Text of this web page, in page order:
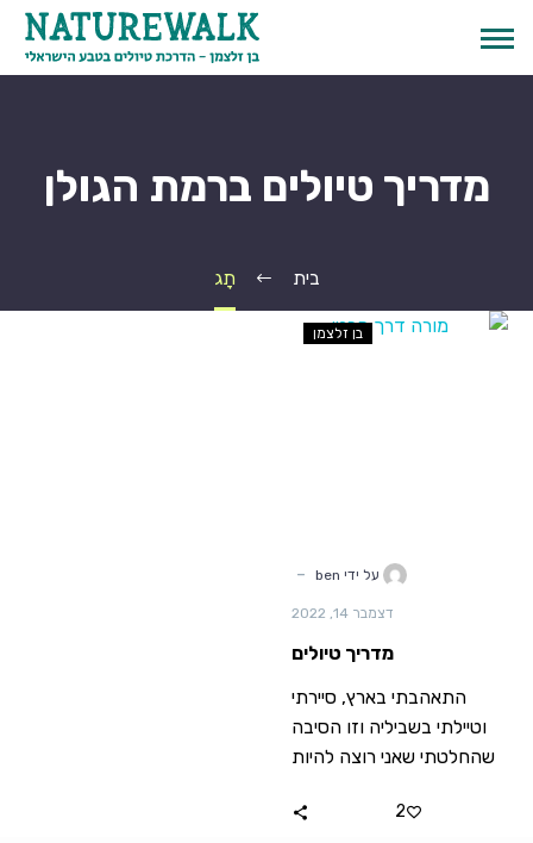
מדריך טיולים ברמת הגולן
בית תָג
בן זלצמן
על ידי ben -
דצמבר 14, 2022
מדריך טיולים
התאהבתי בארץ, סיירתי
וטיילתי בשביליה וזו הסיבה
שהחלטתי שאני רוצה להיות
2